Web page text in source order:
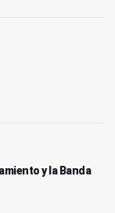
y la Banda